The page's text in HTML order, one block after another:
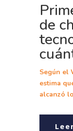
de
Según el
estima
alcanzó